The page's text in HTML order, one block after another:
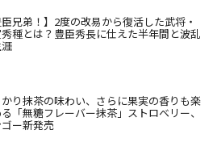
臣兄弟！】2度の改易から復活した武将・
種とは？豊臣秀長に仕えた半年間と波乱
かり抹茶の味わい、さらに果実の香りも楽
る「無糖フレーバー抹茶」ストロベリー、
ー新発売